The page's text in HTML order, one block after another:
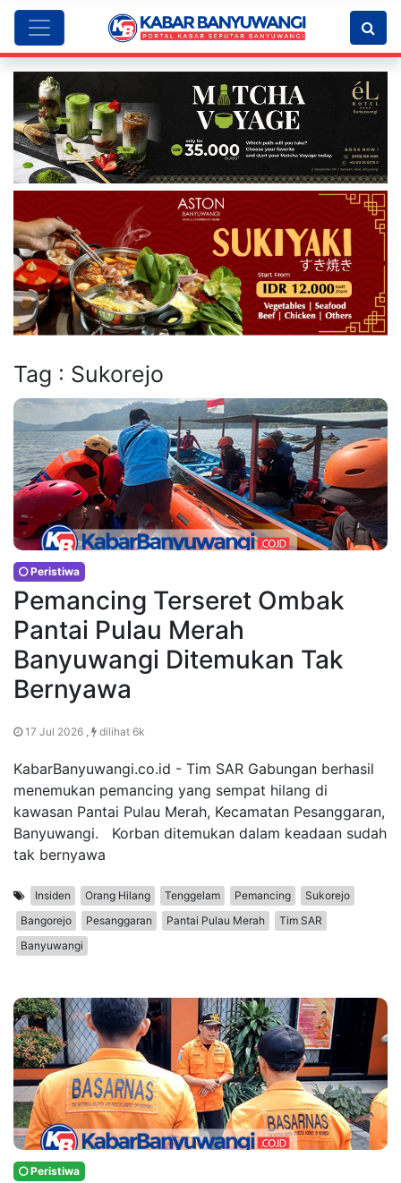
Tag : Sukorejo
Peristiwa
Pemancing Terseret Ombak
Pantai Pulau Merah
Banyuwangi Ditemukan Tak
Bernyawa
17 Jul 2026 , dilihat 6k
KabarBanyuwangi.co.id - Tim SAR Gabungan berhasil
menemukan pemancing yang sempat hilang di
kawasan Pantai Pulau Merah, Kecamatan Pesanggaran,
Banyuwangi. Korban ditemukan dalam keadaan sudah
tak bernyawa
Insiden Orang Hilang Tenggelam Pemancing
Sukorejo
Bangorejo
Pesanggaran Pantai Pulau Merah
Tim SAR
Banyuwangi
Peristiwa